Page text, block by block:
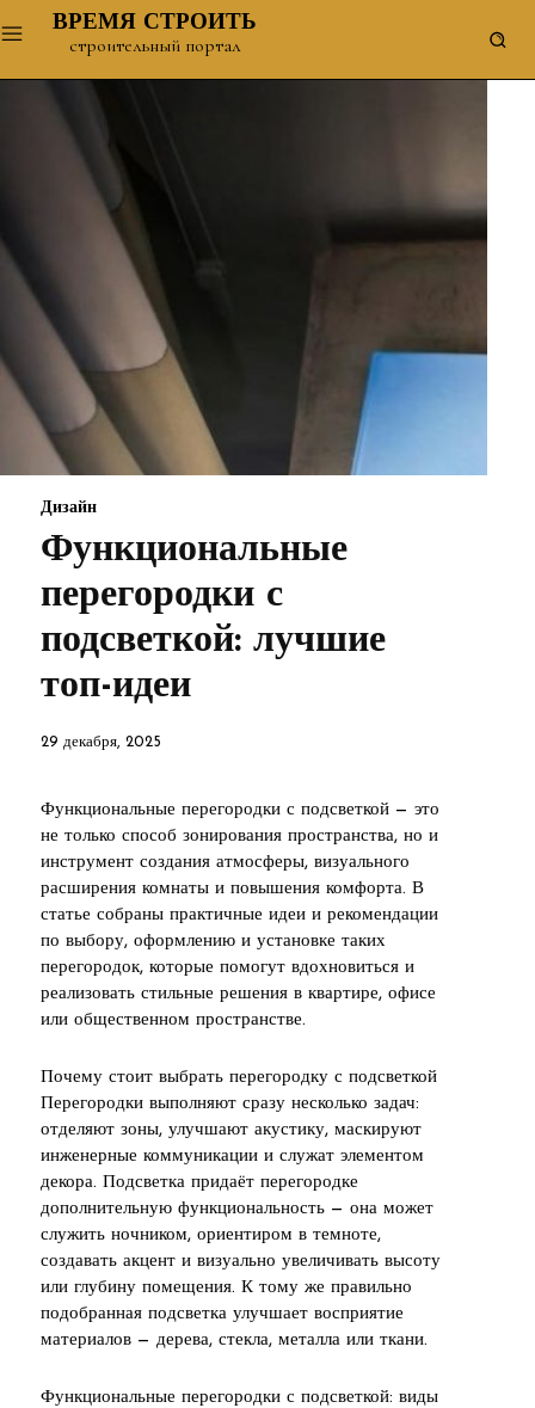
ВРЕМЯ СТРОИТЬ
строительный портал
Дизайн
Функциональные
перегородки с
подсветкой: лучшие
топ-идеи
29 декабря, 2025
Функциональные перегородки с подсветкой — это
не только способ зонирования пространства, но и
инструмент создания атмосферы, визуального
расширения комнаты и повышения комфорта. В
статье собраны практичные идеи и рекомендации
по выбору, оформлению и установке таких
перегородок, которые помогут вдохновиться и
реализовать стильные решения в квартире, офисе
или общественном пространстве.
Почему стоит выбрать перегородку с подсветкой
Перегородки выполняют сразу несколько задач:
отделяют зоны, улучшают акустику, маскируют
инженерные коммуникации и служат элементом
декора. Подсветка придаёт перегородке
дополнительную функциональность — она может
служить ночником, ориентиром в темноте,
создавать акцент и визуально увеличивать высоту
или глубину помещения. К тому же правильно
подобранная подсветка улучшает восприятие
материалов — дерева, стекла, металла или ткани.
Функциональные перегородки с подсветкой: виды